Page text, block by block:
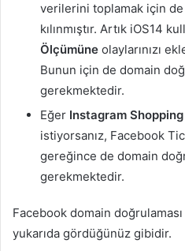
verilerini toplamak için de
kılınmıştır. Artık iOS14
Ölçümüne olaylarınızı
Bunun için de domain
gerekmektedir.
Eğer Instagram
istiyorsanız, Facebook
gereğince de domain
gerekmektedir.
Facebook domain
yukarıda gördüğünüz gibidir.